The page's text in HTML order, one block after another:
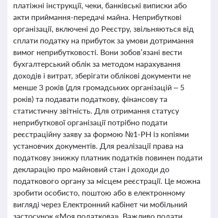
платіжні інструкції, чеки, банківські виписки або
акти приймання-передачі майна. Неприбуткові
організації, включені до Реєстру, звільняються від
сплати податку на прибуток за умови дотримання
вимог неприбутковості. Вони зобов’язані вести
бухгалтерський облік за методом нарахування
доходів і витрат, зберігати облікові документи не
менше 3 років (для громадських організацій – 5
років) та подавати податкову, фінансову та
статистичну звітність. Для отримання статусу
неприбуткової організації потрібно подати
реєстраційну заяву за формою №1-РН із копіями
установчих документів. Для реалізації права на
податкову знижку платник податків повинен подати
декларацію про майновий стан і доходи до
податкового органу за місцем реєстрації. Це можна
зробити особисто, поштою або в електронному
вигляді через Електронний кабінет чи мобільний
застосунок «Моя податкова». Важливо подати